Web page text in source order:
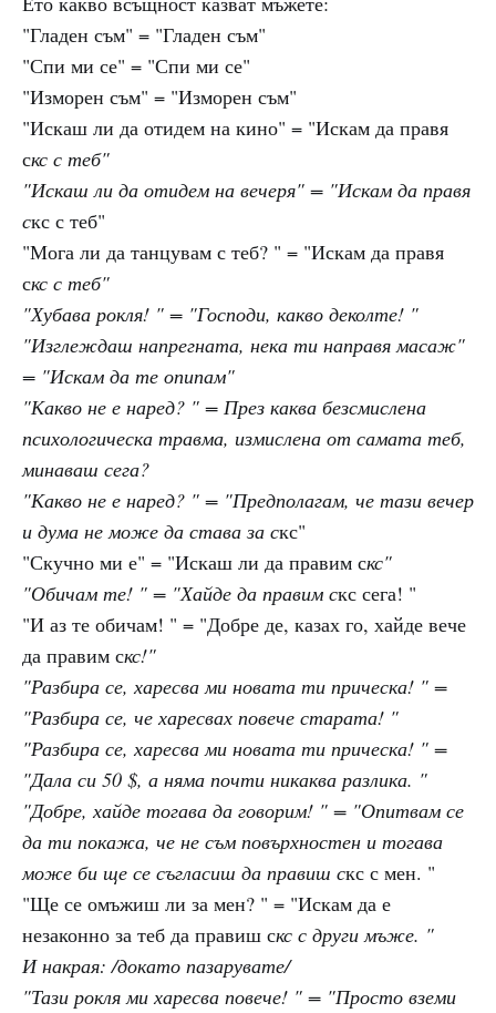
"Гладен съм" = "Гладен съм"
"Спи ми се" = "Спи ми се"
"Изморен съм" = "Изморен съм"
"Искаш ли да отидем на кино" = "Искам да правя
скс с теб"
"Искаш ли да отидем на вечеря" = "Искам да правя
скс с теб"
"Мога ли да танцувам с теб? " = "Искам да правя
скс с теб"
"Хубава рокля! " = "Господи, какво деколте! "
"Изглеждаш напрегната, нека ти направя масаж"
= "Искам да те опипам"
"Какво не е наред? " = През каква безсмислена
психологическа травма, измислена от самата теб,
минаваш сега?
"Какво не е наред? " = "Предполагам, че тази вечер
и дума не може да става за скс"
"Скучно ми е" = "Искаш ли да правим скс"
"Обичам те! " = "Хайде да правим скс сега! "
"И аз те обичам! " = "Добре де, казах го, хайде вече
да правим скс!"
"Разбира се, харесва ми новата ти прическа! " =
"Разбира се, че харесвах повече старата! "
"Разбира се, харесва ми новата ти прическа! " =
"Дала си 50 $, а няма почти никаква разлика. "
"Добре, хайде тогава да говорим! " = "Опитвам се
да ти покажа, че не съм повърхностен и тогава
може би ще се съгласиш да правиш скс с мен. "
"Ще се омъжиш ли за мен? " = "Искам да е
незаконно за теб да правиш скс с други мъже. "
И накрая: /докато пазарувате/
"Тази рокля ми харесва повече! " = "Просто вземи